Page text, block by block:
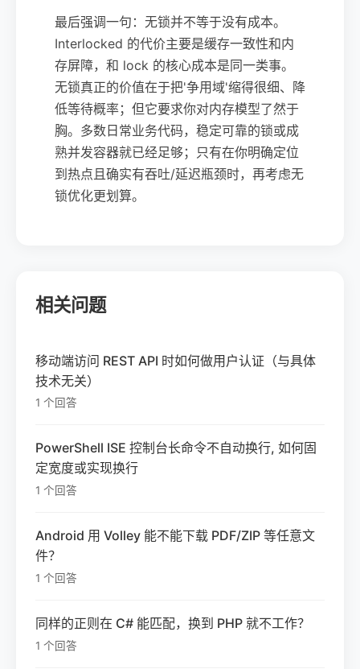
最后强调一句：无锁并不等于没有成本。
Interlocked 的代价主要是缓存一致性和内
存屏障，和 lock 的核心成本是同一类事。
无锁真正的价值在于把'争用域'缩得很细、降
低等待概率；但它要求你对内存模型了然于
胸。多数日常业务代码，稳定可靠的锁或成
熟并发容器就已经足够；只有在你明确定位
到热点且确实有吞吐/延迟瓶颈时，再考虑无
锁优化更划算。
相关问题
移动端访问 REST API 时如何做用户认证（与具体
技术无关）
1 个回答
PowerShell ISE 控制台长命令不自动换行, 如何固
定宽度或实现换行
1 个回答
Android 用 Volley 能不能下载 PDF/ZIP 等任意文
件？
1 个回答
同样的正则在 C# 能匹配，换到 PHP 就不工作？
1 个回答